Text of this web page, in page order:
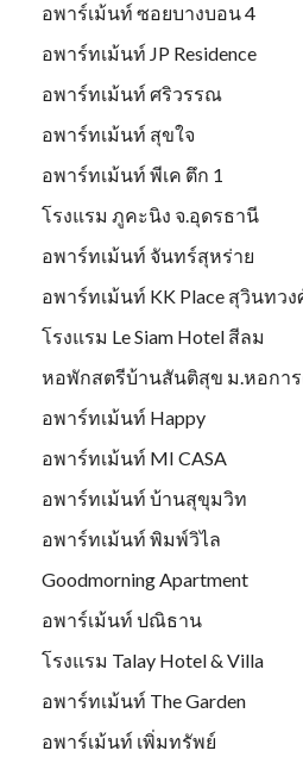
อพาร์เม้นท์ ซอยบางบอน 4
อพาร์ทเม้นท์ JP Residence
อพาร์ทเม้นท์ ศริวรรณ
อพาร์ทเม้นท์ สุขใจ
อพาร์ทเม้นท์ พีเค ตึก 1
โรงแรม ภูคะนิง จ.อุดรธานี
อพาร์ทเม้นท์ จันทร์สุหร่าย
อพาร์ทเม้นท์ KK Place สุวินทวง
โรงแรม Le Siam Hotel สีลม
หอพักสตรีบ้านสันติสุข ม.หอกา
อพาร์ทเม้นท์ Happy
อพาร์ทเม้นท์ MI CASA
อพาร์ทเม้นท์ บ้านสุขุมวิท
อพาร์ทเม้นท์ พิมพ์วิไล
Goodmorning Apartment
อพาร์เม้นท์ ปณิธาน
โรงแรม Talay Hotel & Villa
อพาร์ทเม้นท์ The Garden
อพาร์เม้นท์ เพิ่มทรัพย์